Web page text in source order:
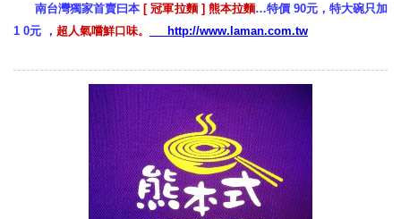
南台灣獨家首賣曰本 [ 冠軍拉麵 ] 熊本拉麵…特價 90元，特大碗只加
1 0元 ， 超人氣嚐鮮口味。 http://www.laman.com.tw